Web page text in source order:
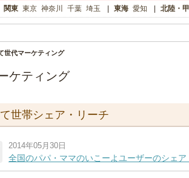
関東 東京 神奈川 千葉 埼玉 東海 愛知 北陸・
世代マーケティング
ケティング
世帯シェア・リーチ
2014年05月30日
全国のパパ・ママのいこーよユーザーのシェ